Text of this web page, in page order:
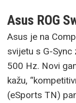
Asus ROG
Asus je na
svijetu s G-
500 Hz. Novi
kažu,
(eSports TN)